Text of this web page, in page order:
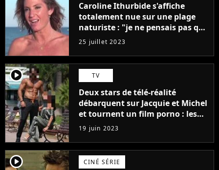
Caroline Ithurbide s'affiche
totalement nue sur une plage
naturiste : "je ne pensais pas que
j'arriverais à le faire..."
25 juillet 2023
player2 TV
Deux stars de télé-réalité
débarquent sur Jacquie et Michel
et tournent un film porno : les
premières images du tournage
(exclu)
19 juin 2023
player2 CINÉ SÉRIE